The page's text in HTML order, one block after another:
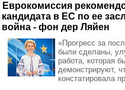
Еврокомиссия
кандидата в ЕС по ее
война - фон дер Ляйен
«Прогресс за
были сделаны,
работа, которая
демонстрируют,
констатировала